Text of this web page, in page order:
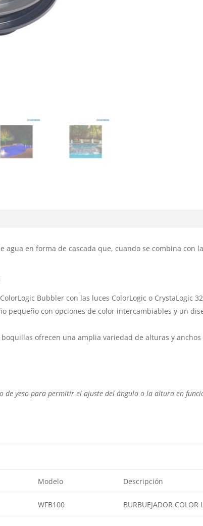
agua en forma de cascada que, cuando se combina con
Bubbler con las luces ColorLogic o CrystaLogic
pequeño con opciones de color intercambiables y un
ofrecen una amplia variedad de alturas y
de yeso para permitir el ajuste del ángulo o la altura en
Modelo Descripción
WFB100 BURBUEJADOR COLOR